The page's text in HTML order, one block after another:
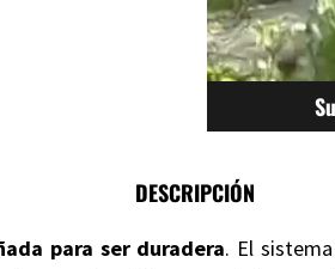
DESCRIPCIÓN
para ser duradera. El